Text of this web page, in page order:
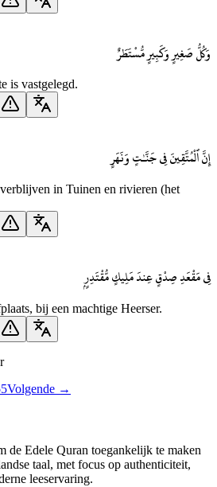
وَكُلُّ صَغِيرٍ وَكَبِيرٍ مُّسْتَطَرٌ
is vastgelegd.
إِنَّ ٱلْمُتَّقِينَ فِى جَنَّـٰتٍ وَنَهَرٍ
in Tuinen en rivieren (het
فِى مَقْعَدِ صِدْقٍ عِندَ مَلِيكٍ مُّقْتَدِرٍۭ
bij een machtige Heerser.
Volgende →
de Edele Quran toegankelijk te maken
taal, met focus op authenticiteit,
leeservaring.